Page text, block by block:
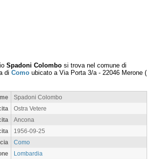
Spadoni Colombo si trova nel comune di
di Como ubicato a Via Porta 3/a- 22046 Merone (
Spadoni Colombo
Ostra Vetere
Ancona
1956-09-25
Como
Lombardia